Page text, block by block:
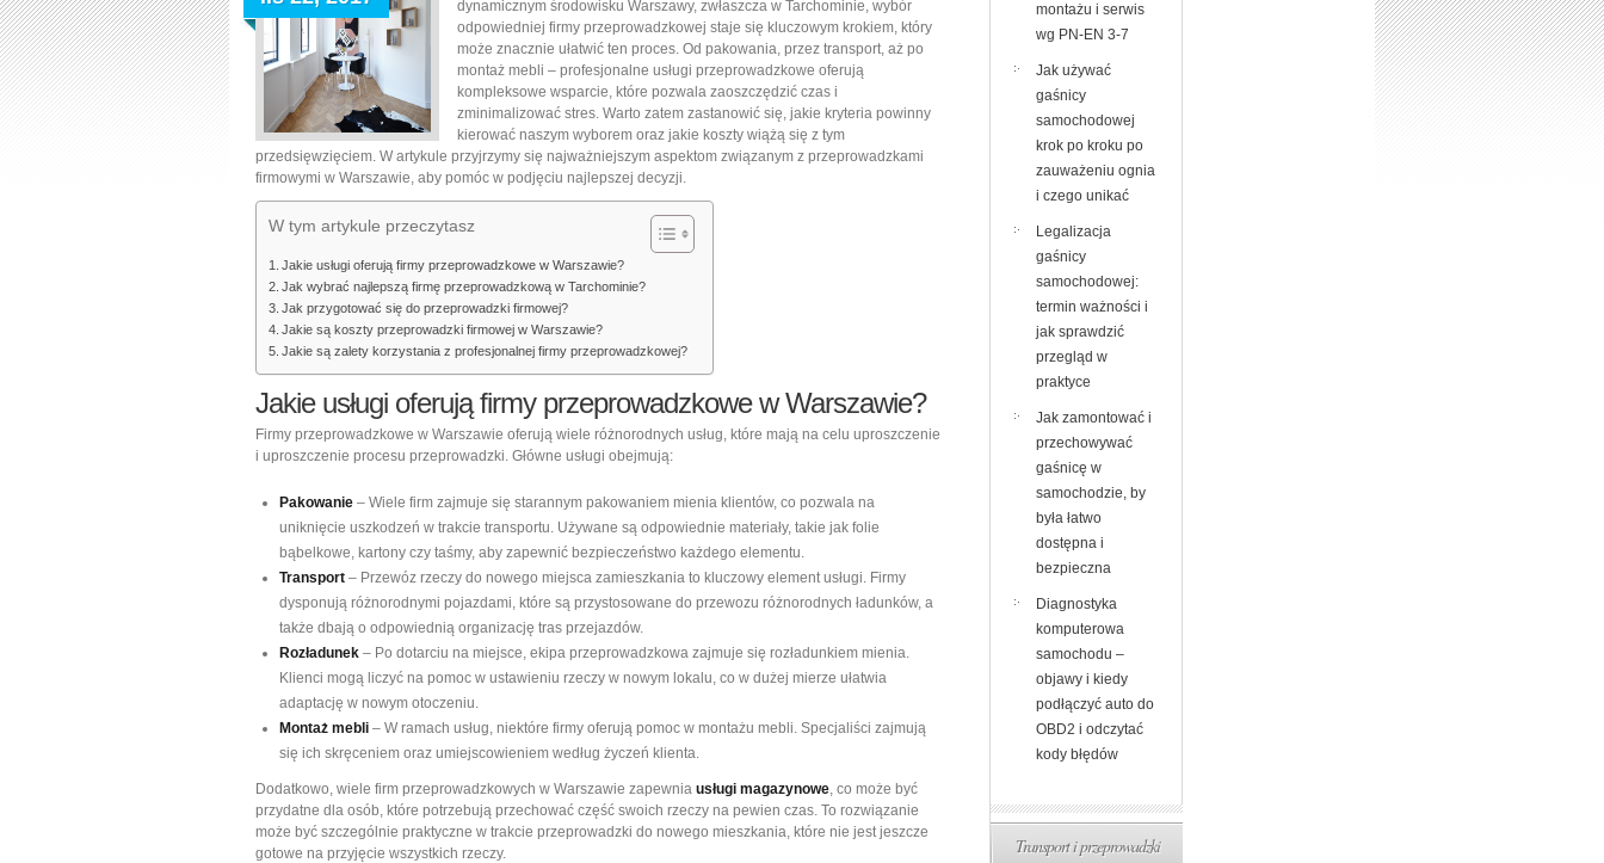
–
kontakt
do
firmy
przeprowadzkowej
dynamicznym środowisku Warszawy, zwłaszcza w Tarchominie, wybór
odpowiedniej firmy przeprowadzkowej staje się kluczowym krokiem, który
może znacznie ułatwić ten proces. Od pakowania, przez transport, aż po
montaż mebli – profesjonalne usługi przeprowadzkowe oferują
kompleksowe wsparcie, które pozwala zaoszczędzić czas i
zminimalizować stres. Warto zatem zastanowić się, jakie kryteria powinny
kierować naszym wyborem oraz jakie koszty wiążą się z tym
przedsięwzięciem. W artykule przyjrzymy się najważniejszym aspektom związanym z przeprowadzkami
firmowymi w Warszawie, aby pomóc w podjęciu najlepszej decyzji.
W tym artykule przeczytasz
Jakie usługi oferują firmy przeprowadzkowe w Warszawie?
Jak wybrać najlepszą firmę przeprowadzkową w Tarchominie?
Jak przygotować się do przeprowadzki firmowej?
Jakie są koszty przeprowadzki firmowej w Warszawie?
Jakie są zalety korzystania z profesjonalnej firmy przeprowadzkowej?
Jakie usługi oferują firmy przeprowadzkowe w Warszawie?
Firmy przeprowadzkowe w Warszawie oferują wiele różnorodnych usług, które mają na celu uproszczenie
i uproszczenie procesu przeprowadzki. Główne usługi obejmują:
Pakowanie – Wiele firm zajmuje się starannym pakowaniem mienia klientów, co pozwala na
uniknięcie uszkodzeń w trakcie transportu. Używane są odpowiednie materiały, takie jak folie
bąbelkowe, kartony czy taśmy, aby zapewnić bezpieczeństwo każdego elementu.
Transport – Przewóz rzeczy do nowego miejsca zamieszkania to kluczowy element usługi. Firmy
dysponują różnorodnymi pojazdami, które są przystosowane do przewozu różnorodnych ładunków, a
także dbają o odpowiednią organizację tras przejazdów.
Rozładunek – Po dotarciu na miejsce, ekipa przeprowadzkowa zajmuje się rozładunkiem mienia.
Klienci mogą liczyć na pomoc w ustawieniu rzeczy w nowym lokalu, co w dużej mierze ułatwia
adaptację w nowym otoczeniu.
Montaż mebli – W ramach usług, niektóre firmy oferują pomoc w montażu mebli. Specjaliści zajmują
się ich skręceniem oraz umiejscowieniem według życzeń klienta.
Dodatkowo, wiele firm przeprowadzkowych w Warszawie zapewnia usługi magazynowe, co może być
przydatne dla osób, które potrzebują przechować część swoich rzeczy na pewien czas. To rozwiązanie
może być szczególnie praktyczne w trakcie przeprowadzki do nowego mieszkania, które nie jest jeszcze
gotowe na przyjęcie wszystkich rzeczy.
montażu i serwis
wg PN-EN 3-7
Jak używać
gaśnicy
samochodowej
krok po kroku po
zauważeniu ognia
i czego unikać
Legalizacja
gaśnicy
samochodowej:
termin ważności i
jak sprawdzić
przegląd w
praktyce
Jak zamontować i
przechowywać
gaśnicę w
samochodzie, by
była łatwo
dostępna i
bezpieczna
Diagnostyka
komputerowa
samochodu –
objawy i kiedy
podłączyć auto do
OBD2 i odczytać
kody błędów
Transport i przeprowadzki